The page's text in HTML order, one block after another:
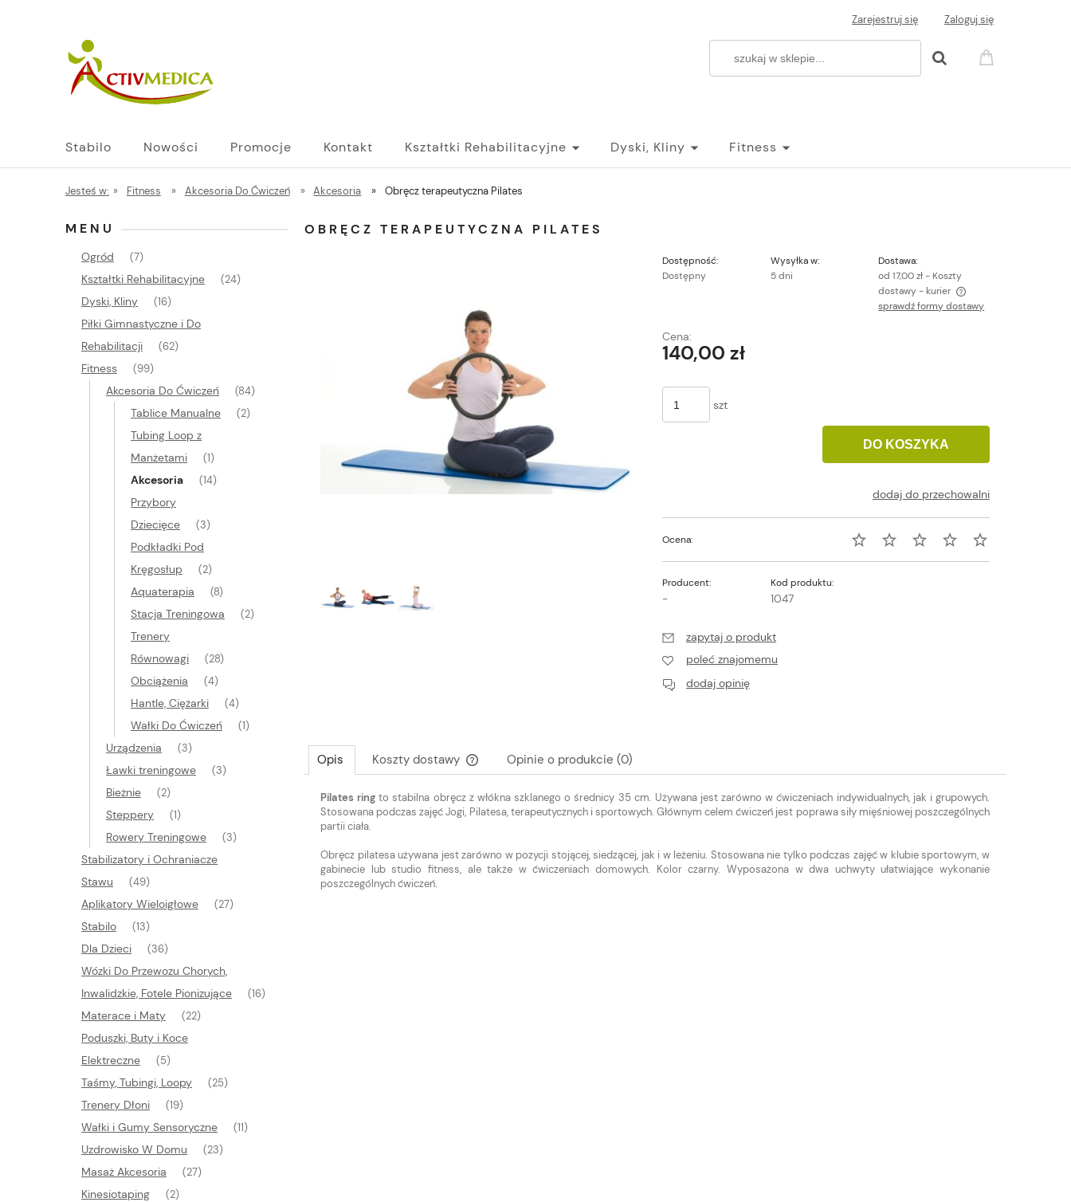
Zarejestruj się Zaloguj się
Stabilo Nowości Promocje Kontakt Kształtki Rehabilitacyjne Dyski, Kliny Fitness
Jesteś w: » Fitness » Akcesoria Do Ćwiczeń » Akcesoria » Obręcz terapeutyczna Pilates
MENU
Ogród (7)
Kształtki Rehabilitacyjne (24)
Dyski, Kliny (16)
Piłki Gimnastyczne i Do
Rehabilitacji
(62)
Fitness (99)
Akcesoria Do Ćwiczeń (84)
Tablice Manualne (2)
Tubing Loop z
Manżetami
(1)
Akcesoria (14)
Przybory
Dziecięce
(3)
Podkładki Pod
Kręgosłup
(2)
Aquaterapia (8)
Stacja Treningowa (2)
Trenery
Równowagi
(28)
Obciążenia (4)
Hantle, Ciężarki (4)
Wałki Do Ćwiczeń (1)
Urządzenia (3)
Ławki treningowe (3)
Bieżnie (2)
Steppery (1)
Rowery Treningowe (3)
Stabilizatory i Ochraniacze
Stawu
(49)
Aplikatory Wieloigłowe (27)
Stabilo (13)
Dla Dzieci (36)
Wózki Do Przewozu Chorych,
Inwalidzkie, Fotele Pionizujące
(16)
Materace i Maty (22)
Poduszki, Buty i Koce
Elektreczne
(5)
Taśmy, Tubingi, Loopy (25)
Trenery Dłoni (19)
Wałki i Gumy Sensoryczne (11)
Uzdrowisko W Domu (23)
Masaż Akcesoria (27)
Kinesiotaping (2)
OBRĘCZ TERAPEUTYCZNA PILATES
Dostępność:
Dostępny
Wysyłka w:
5 dni
Dostawa:
od 17,00 zł - Koszty
dostawy - kurier
sprawdź formy dostawy
Cena:
140,00 zł
szt
DO KOSZYKA
dodaj do przechowalni
Ocena:
Producent:
-
Kod produktu:
1047
zapytaj o produkt
poleć znajomemu
dodaj opinię
Opis Koszty dostawy
Cena nie zawiera ewentualnych kosztów
płatności
Opinie o produkcie (0)
Pilates ring to stabilna obręcz z włókna szklanego o średnicy 35 cm. Używana jest zarówno w ćwiczeniach indywidualnych, jak i grupowych.
Stosowana podczas zajęć Jogi, Pilatesa, terapeutycznych i sportowych. Głównym celem ćwiczeń jest poprawa siły mięśniowej poszczególnych
partii ciała.
Obręcz pilatesa używana jest zarówno w pozycji stojącej, siedzącej, jak i w leżeniu. Stosowana nie tylko podczas zajęć w klubie sportowym, w
gabinecie lub studio fitness, ale także w ćwiczeniach domowych. Kolor czarny. Wyposażona w dwa uchwyty ułatwiające wykonanie
poszczególnych ćwiczeń.